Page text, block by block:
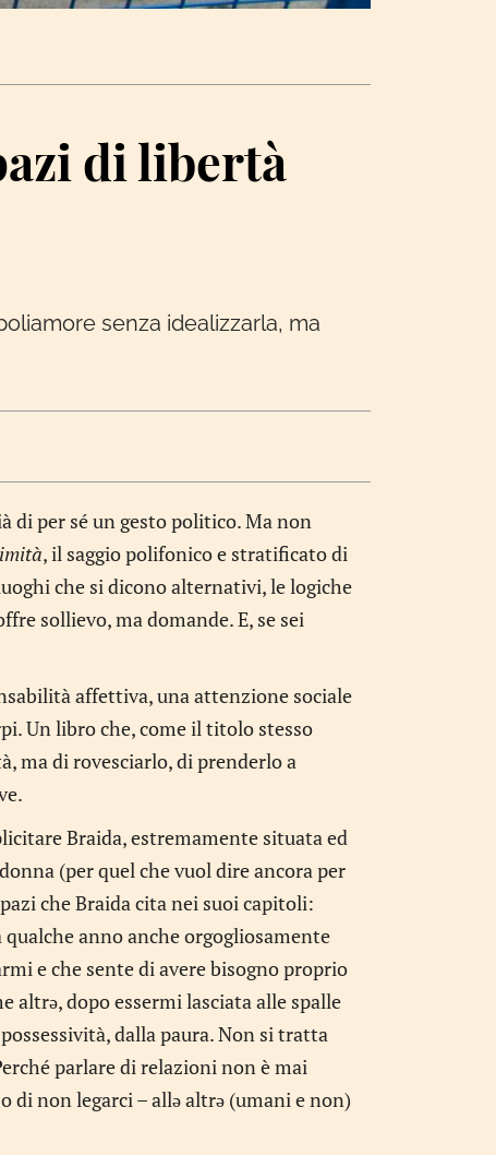
di libertà
senza idealizzarla, ma
di per sé un gesto politico. Ma non
, il saggio polifonico e stratificato di
che si dicono alternativi, le logiche
sollievo, ma domande. E, se sei
affettiva, una attenzione sociale
Un libro che, come il titolo stesso
ma di rovesciarlo, di prenderlo a
Braida, estremamente situata ed
(per quel che vuol dire ancora per
che Braida cita nei suoi capitoli:
anno anche orgogliosamente
e che sente di avere bisogno proprio
altrə, dopo essermi lasciata alle spalle
dalla paura. Non si tratta
parlare di relazioni non è mai
di non legarci – allə altrə (umani e non)